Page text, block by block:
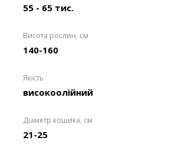
55 - 65 тис.
Висота рослин, см
140-160
Якість
високоолійний
Діаметр кошика, см
21-25